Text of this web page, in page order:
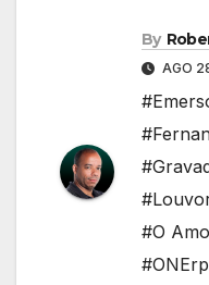
By
AGO
#O